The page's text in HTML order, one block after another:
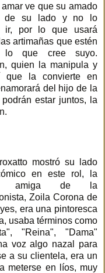
ve que su amado
de su lado y no lo
ir, por lo que usará
artimañas que estén
lo que cree suyo.
quien la manipula y
que la convierte en
del hijo de la
estar juntos, la
mostró su lado
en este rol, la
amiga de la
Zoila Corona de
era una pintoresca
usaba términos como
"Reina", "Dama"
voz algo nazal para
a su clientela, era un
meterse en líos, muy